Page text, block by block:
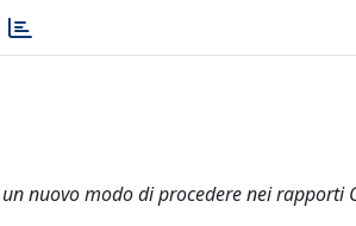
nuovo modo di procedere nei rapporti